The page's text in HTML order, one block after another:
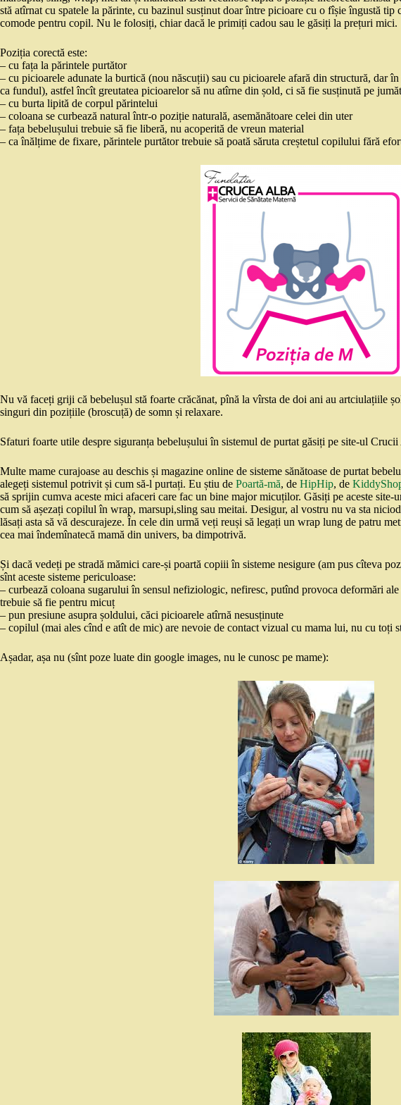
stă atîrnat cu spatele la părinte, cu bazinul susținut doar între picioare cu o fîșie îngustă tip
comode pentru copil. Nu le folosiți, chiar dacă le primiți cadou sau le găsiți la prețuri mici.
Poziția corectă este:
– cu fața la părintele purtător
– cu picioarele adunate la burtică (nou născuții) sau cu picioarele afară din structură, dar
ca fundul), astfel încît greutatea picioarelor să nu atîrne din șold, ci să fie susținută pe
– cu burta lipită de corpul părintelui
– coloana se curbează natural într-o poziție naturală, asemănătoare celei din uter
– fața bebelușului trebuie să fie liberă, nu acoperită de vreun material
– ca înălțime de fixare, părintele purtător trebuie să poată săruta creștetul copilului fără
Nu vă faceți griji că bebelușul stă foarte crăcănat, pînă la vîrsta de doi ani au artciulațiile
singuri din pozițiile (broscuță) de somn și relaxare.
Sfaturi foarte utile despre siguranța bebelușului în sistemul de purtat găsiți pe site-ul
Multe mame curajoase au deschis și magazine online de sisteme sănătoase de purtat
alegeți sistemul potrivit și cum să-l purtați. Eu știu de Poartă-mă, de HipHip, de
să sprijin cumva aceste mici afaceri care fac un bine major micuților. Găsiți pe aceste site-
cum să așezați copilul în wrap, marsupi,sling sau meitai. Desigur, al vostru nu va sta
lăsați asta să vă descurajeze. În cele din urmă veți reuși să legați un wrap lung de patru
cea mai îndemînatecă mamă din univers, ba dimpotrivă.
Și dacă vedeți pe stradă mămici care-și poartă copiii în sisteme nesigure (am pus cîteva
sînt aceste sisteme periculoase:
– curbează coloana sugarului în sensul nefiziologic, nefiresc, putînd provoca deformări
trebuie să fie pentru micuț
– pun presiune asupra șoldului, căci picioarele atîrnă nesusținute
– copilul (mai ales cînd e atît de mic) are nevoie de contact vizual cu mama lui, nu cu toți
Așadar, așa nu (sînt poze luate din google images, nu le cunosc pe mame):